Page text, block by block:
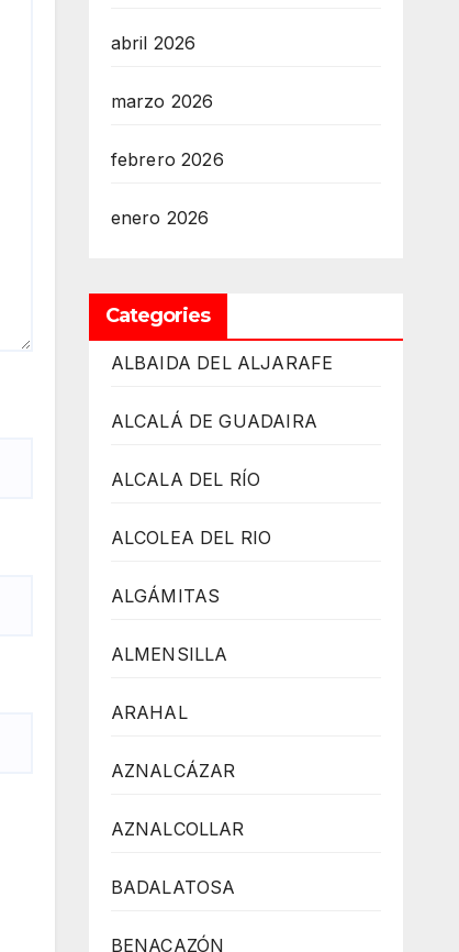
abril 2026
marzo 2026
febrero 2026
enero 2026
Categories
ALBAIDA DEL ALJARAFE
ALCALÁ DE GUADAIRA
ALCALA DEL RÍO
ALCOLEA DEL RIO
ALGÁMITAS
ALMENSILLA
ARAHAL
AZNALCÁZAR
AZNALCOLLAR
BADALATOSA
BENACAZÓN